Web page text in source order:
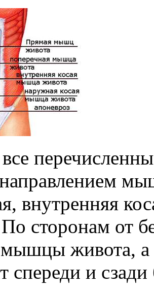
все
внутренняя
сторонам от
живота,
спереди и